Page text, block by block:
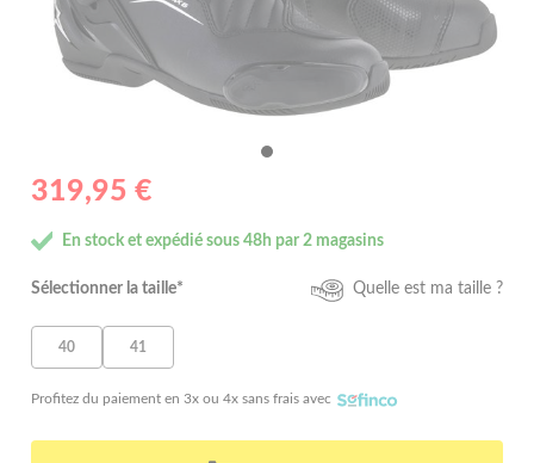
319,95 €
En stock et expédié sous 48h par 2 magasins
Sélectionner la taille* Quelle est ma taille ?
40 41
Profitez du paiement en 3x ou 4x sans frais avec